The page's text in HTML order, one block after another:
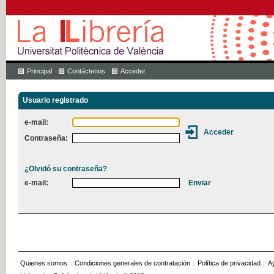
Principal Contáctenos Acceder
Usuario registrado
e-mail:
Contraseña:
¿Olvidó su contraseña?
e-mail:
Quienes somos :: Condiciones generales de contratación :: Política de privacidad ::